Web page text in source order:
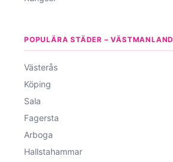
POPULÄRA STÄDER – VÄSTMANLAND
Västerås
Köping
Sala
Fagersta
Arboga
Hallstahammar